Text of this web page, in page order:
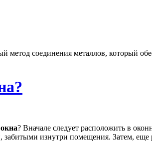
соединения металлов, который
? Вначале следует расположить в
забитыми изнутри помещения. Затем,